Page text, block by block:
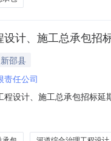
计、施工总承包招
邵县
责任公司
程设计、施工总承包招标
000咨询电话：010-